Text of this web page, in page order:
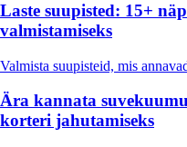
Laste suupisted: 15+
valmistamiseks
Valmista suupisteid, mis
Ära kannata
korteri jahutamiseks